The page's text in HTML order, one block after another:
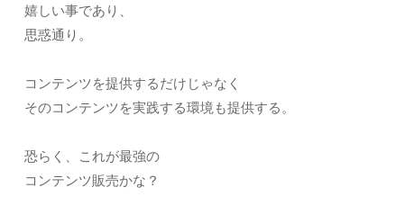
嬉しい事であり、
思惑通り。
コンテンツを提供するだけじゃなく
そのコンテンツを実践する環境も提供する。
恐らく、これが最強の
コンテンツ販売かな？